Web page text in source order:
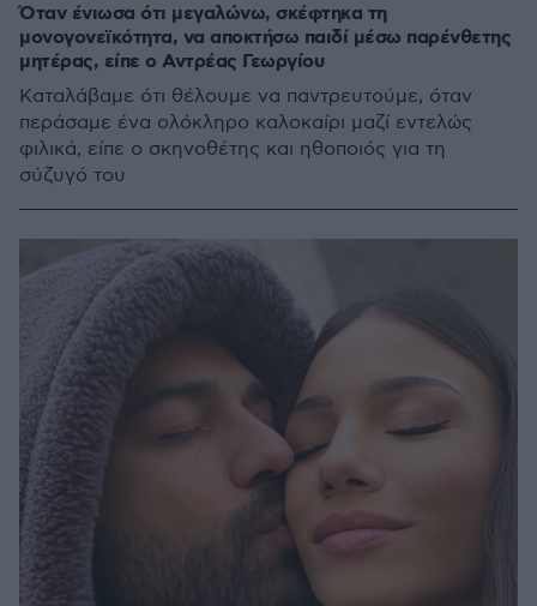
Όταν ένιωσα ότι μεγαλώνω, σκέφτηκα τη
μονογονεϊκότητα, να αποκτήσω παιδί μέσω παρένθετης
μητέρας, είπε ο Αντρέας Γεωργίου
Καταλάβαμε ότι θέλουμε να παντρευτούμε, όταν
περάσαμε ένα ολόκληρο καλοκαίρι μαζί εντελώς
φιλικά, είπε ο σκηνοθέτης και ηθοποιός για τη
σύζυγό του